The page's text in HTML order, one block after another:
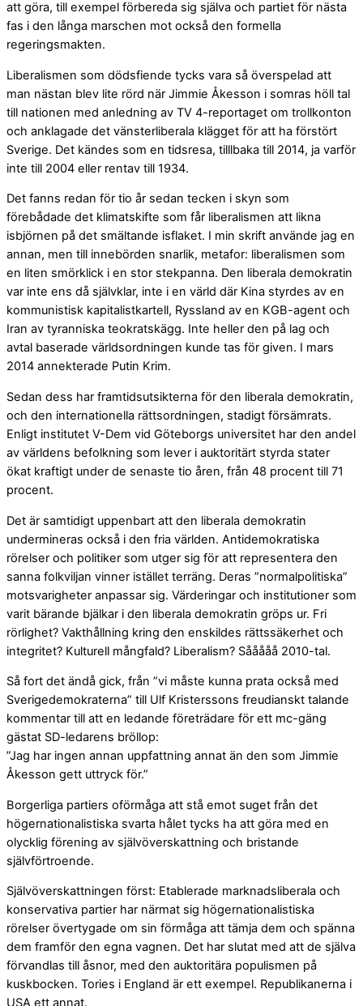
att göra, till exempel förbereda sig själva och partiet för nästa
fas i den långa marschen mot också den formella
regeringsmakten.
Liberalismen som dödsfiende tycks vara så överspelad att
man nästan blev lite rörd när Jimmie Åkesson i somras höll tal
till nationen med anledning av TV 4-reportaget om trollkonton
och anklagade det vänsterliberala klägget för att ha förstört
Sverige. Det kändes som en tidsresa, tilllbaka till 2014, ja varför
inte till 2004 eller rentav till 1934.
Det fanns redan för tio år sedan tecken i skyn som
förebådade det klimatskifte som får liberalismen att likna
isbjörnen på det smältande isflaket. I min skrift använde jag en
annan, men till innebörden snarlik, metafor: liberalismen som
en liten smörklick i en stor stekpanna. Den liberala demokratin
var inte ens då självklar, inte i en värld där Kina styrdes av en
kommunistisk kapitalistkartell, Ryssland av en KGB-agent och
Iran av tyranniska teokratskägg. Inte heller den på lag och
avtal baserade världsordningen kunde tas för given. I mars
2014 annekterade Putin Krim.
Sedan dess har framtidsutsikterna för den liberala demokratin,
och den internationella rättsordningen, stadigt försämrats.
Enligt institutet V-Dem vid Göteborgs universitet har den andel
av världens befolkning som lever i auktoritärt styrda stater
ökat kraftigt under de senaste tio åren, från 48 procent till 71
procent.
Det är samtidigt uppenbart att den liberala demokratin
undermineras också i den fria världen. Antidemokratiska
rörelser och politiker som utger sig för att representera den
sanna folkviljan vinner istället terräng. Deras ”normalpolitiska”
motsvarigheter anpassar sig. Värderingar och institutioner som
varit bärande bjälkar i den liberala demokratin gröps ur. Fri
rörlighet? Vakthållning kring den enskildes rättssäkerhet och
integritet? Kulturell mångfald? Liberalism? Sååååå 2010-tal.
Så fort det ändå gick, från ”vi måste kunna prata också med
Sverigedemokraterna” till Ulf Kristerssons freudianskt talande
kommentar till att en ledande företrädare för ett mc-gäng
gästat SD-ledarens bröllop:
”Jag har ingen annan uppfattning annat än den som Jimmie
Åkesson gett uttryck för.”
Borgerliga partiers oförmåga att stå emot suget från det
högernationalistiska svarta hålet tycks ha att göra med en
olycklig förening av självöverskattning och bristande
självförtroende.
Självöverskattningen först: Etablerade marknadsliberala och
konservativa partier har närmat sig högernationalistiska
rörelser övertygade om sin förmåga att tämja dem och spänna
dem framför den egna vagnen. Det har slutat med att de själva
förvandlas till åsnor, med den auktoritära populismen på
kuskbocken. Tories i England är ett exempel. Republikanerna i
USA ett annat.